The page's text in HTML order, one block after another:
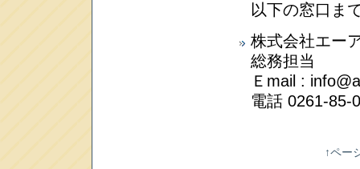
以下の窓口ま
株式会社エー
総務担当
Ｅmail :
電話 0261-
↑ペー